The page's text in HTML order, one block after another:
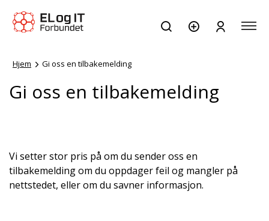
Hjem Gi oss en tilbakemelding
Gi oss en tilbakemelding
Vi setter stor pris på om du sender oss en
tilbakemelding om du oppdager feil og mangler på
nettstedet, eller om du savner informasjon.